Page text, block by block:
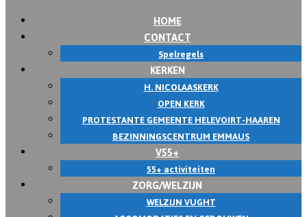
HOME
CONTACT
Spelregels
KERKEN
H. NICOLAASKERK
OPEN KERK
PROTESTANTE GEMEENTE HELEVOIRT-HAAREN
BEZINNINGSCENTRUM EMMAUS
V55+
55+ activiteiten
ZORG/WELZIJN
WELZIJN VUGHT